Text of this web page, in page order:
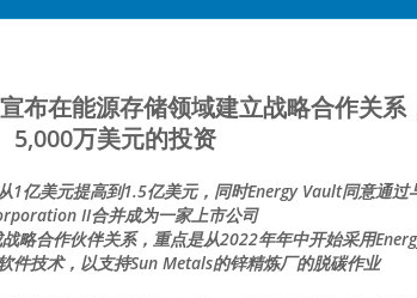
布在能源存储领域建立战略合作关系
5,000万美元的投资
1亿美元提高到1.5亿美元，同时Energy Vault同意通过
II合并成为一家上市公司
略合作伙伴关系，重点是从2022年年中开始采用
件技术，以支持Sun Metals的锌精炼厂的脱碳作业